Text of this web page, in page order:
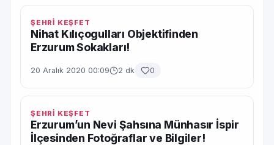
ŞEHRİ KEŞFET
Nihat Kılıçogulları Objektifinden
Erzurum Sokakları!
20 Aralık 2020 00:09 2 dk 0
ŞEHRİ KEŞFET
Erzurum’un Nevi Şahsına Münhasır İspir
İlçesinden Fotoğraflar ve Bilgiler!